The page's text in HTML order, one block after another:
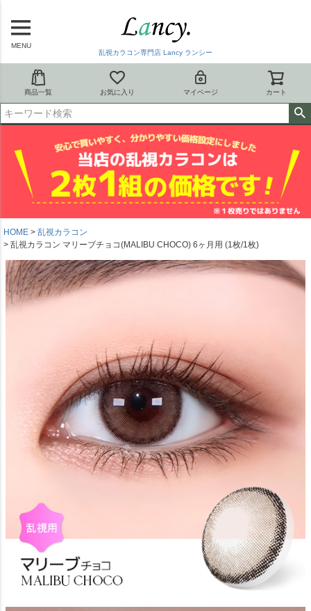
MENU
乱視カラコン専門店 Lancy ランシー
商品一覧 お気に入り マイページ カート
HOME
乱視カラコン
乱視カラコン マリーブチョコ(MALIBU CHOCO) 6ヶ月用 (1枚/1枚)